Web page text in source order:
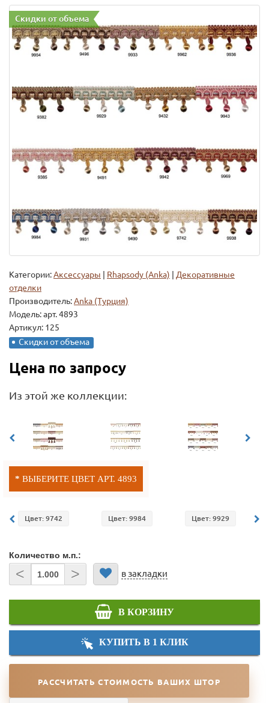
Скидки от объема
Категории:Аксессуары Rhapsody (Anka)
Декоративные
отделки
Производитель:Anka (Турция)
Модель:арт. 4893
Артикул: 125
Скидки от объема
Цена по запросу
Из этой же коллекции:
ВЫБЕРИТЕ ЦВЕТ АРТ. 4893
Цвет: 9742 Цвет: 9984 Цвет: 9929
Количество м.п.:
< > в закладки
В КОРЗИНУ
КУПИТЬ В 1 КЛИК
РАССЧИТАТЬ СТОИМОСТЬ ВАШИХ ШТОР